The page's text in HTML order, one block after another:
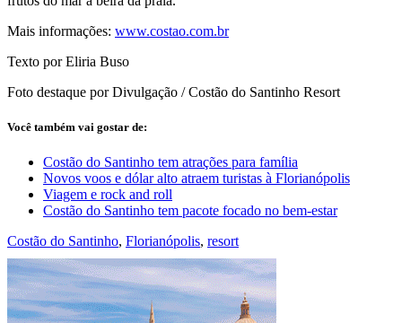
Mais informações: www.costao.com.br
Texto por Eliria Buso
Foto destaque por Divulgação / Costão do Santinho Resort
Você também vai gostar de:
Costão do Santinho tem atrações para família
Novos voos e dólar alto atraem turistas à Florianópolis
Viagem e rock and roll
Costão do Santinho tem pacote focado no bem-estar
Costão do Santinho, Florianópolis, resort